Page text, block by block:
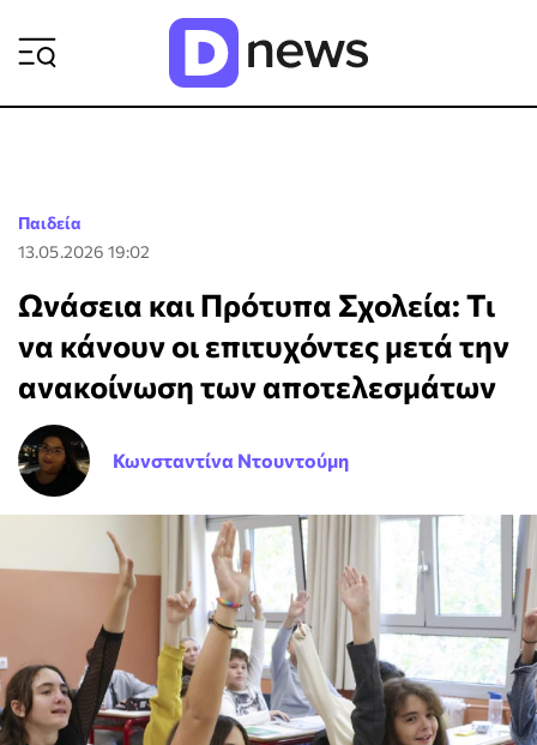
Παιδεία
13.05.2026 19:02
Ωνάσεια και Πρότυπα Σχολεία: Τι
να κάνουν οι επιτυχόντες μετά την
ανακοίνωση των αποτελεσμάτων
Κωνσταντίνα Ντουντούμη